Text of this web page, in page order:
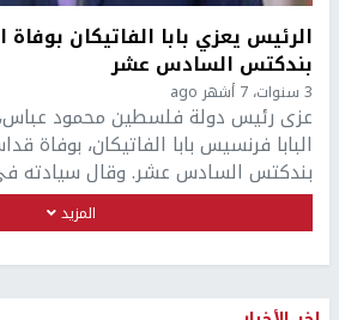
الرئيس يعزي بابا الفاتيكان بوفاة
بندكتس السادس عشر
3 سنوات، 7 أشهر ago
عزى رئيس دولة فلسطين محمود عباس،
البابا فرنسيس بابا الفاتيكان، بوفاة
بندكتس السادس عشر. وقال سيادته في
المزيد